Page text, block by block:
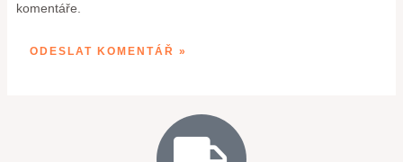
komentáře.